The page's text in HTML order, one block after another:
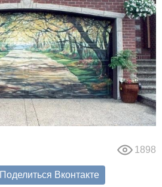
1898
Поделиться Вконтакте